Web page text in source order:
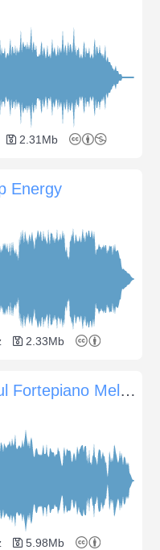
2.31Mb
Energy
2.33Mb
UNIVERSFIELD - Soulful Fortepiano Melodies
5.98Mb